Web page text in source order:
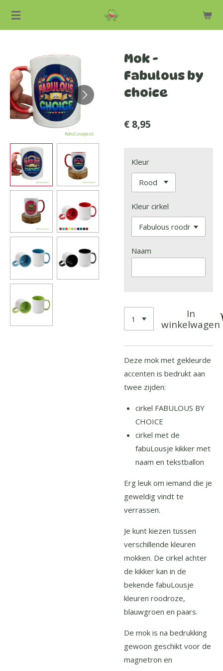
Ga
hoofdinhoud
Mok -
Fabulous by
choice
€ 8,95
Kleur
Kleur cirkel
Naam
In
winkelwagen
Deze mok met gekleurde
accenten is bedrukt aan
twee zijden:
cirkel FABULOUS BY
CHOICE
cirkel met de
fabuLousje kikker met
naam en tekstballon
Erg leuk om iemand die je
geweldig vindt te
verrassen.
Je kunt kiezen tussen
verschillende kleuren
mokken. De cirkel achter
de kikker kan in de
bekende fabuLousje
kleuren roodroze,
blauwgroen en paars.
De mok is na bedrukking
gewoon geschikt voor de
magnetron en